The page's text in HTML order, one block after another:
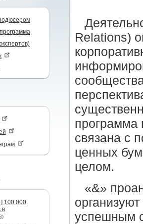
100 000
в
Relations)
программа
связана с
ценных
целом.
«&»
успешным